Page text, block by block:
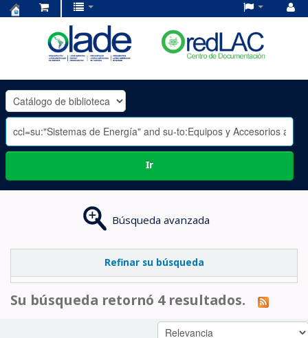
OLADE
-
Ir
Búsqueda avanzada
Refinar su búsqueda
Su búsqueda retornó 4 resultados.